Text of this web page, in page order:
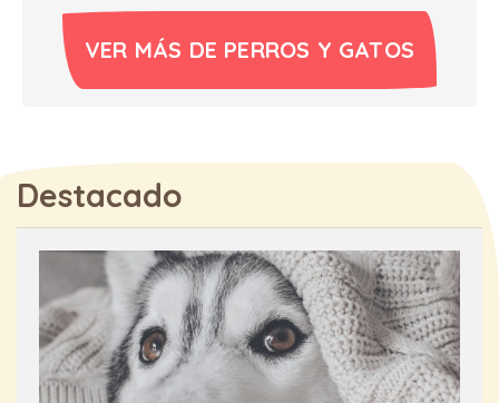
VER MÁS DE PERROS Y GATOS
Destacado